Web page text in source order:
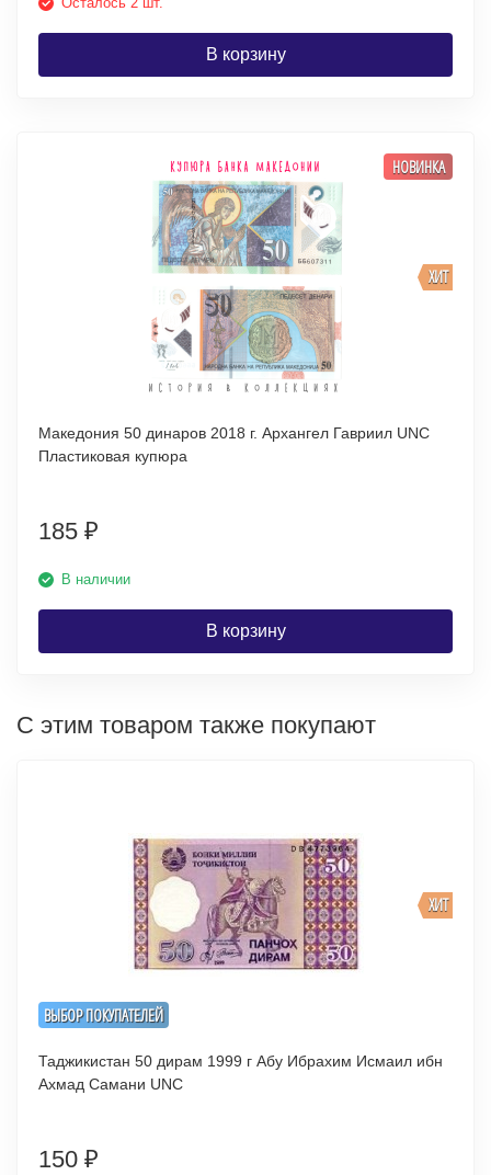
В корзину
ХИТ
НОВИНКА
Македония 50 динаров 2018 г. Архангел Гавриил UNC
Пластиковая купюра
185 ₽
В наличии
В корзину
С этим товаром также покупают
ВЫБОР ПОКУПАТЕЛЕЙ
ХИТ
Таджикистан 50 дирам 1999 г Абу Ибрахим Исмаил ибн
Ахмад Самани UNC
150 ₽